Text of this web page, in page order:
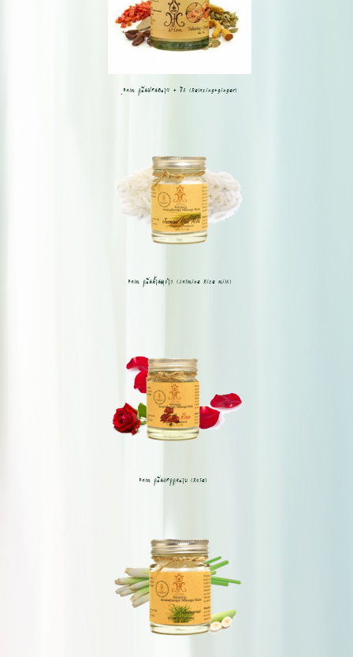
ฺฺBalm กลิ่นผ่อนคลาย + ขิง (Relaxing+ginger)
Balm กลิ่นน้ำนมข้าว (Jasmine Rice milk)
Balm กลิ่นดอกกุหลาบ (Rose)